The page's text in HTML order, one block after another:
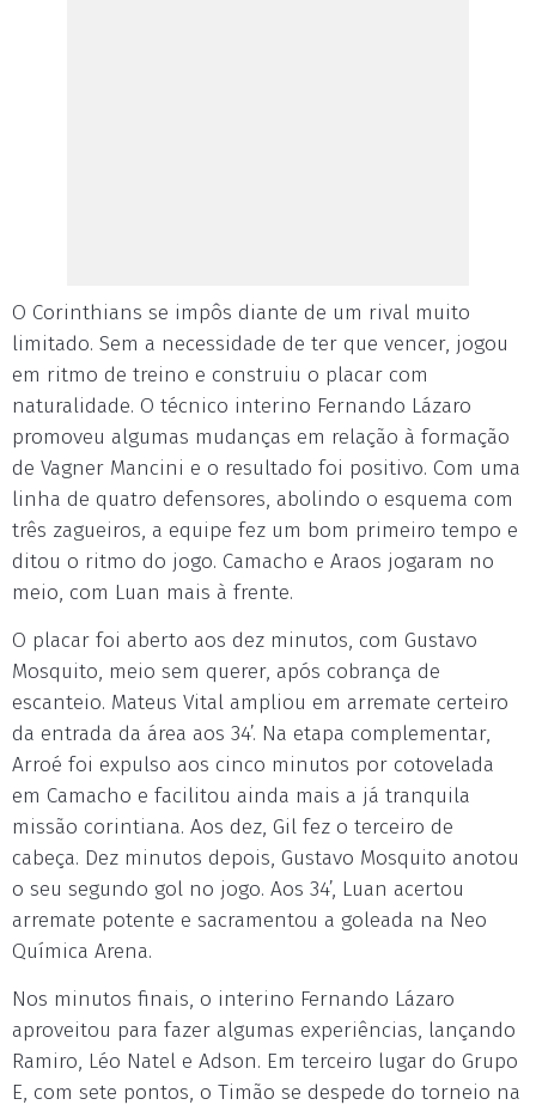
O Corinthians se impôs diante de um rival muito
limitado. Sem a necessidade de ter que vencer, jogou
em ritmo de treino e construiu o placar com
naturalidade. O técnico interino Fernando Lázaro
promoveu algumas mudanças em relação à formação
de Vagner Mancini e o resultado foi positivo. Com uma
linha de quatro defensores, abolindo o esquema com
três zagueiros, a equipe fez um bom primeiro tempo e
ditou o ritmo do jogo. Camacho e Araos jogaram no
meio, com Luan mais à frente.
O placar foi aberto aos dez minutos, com Gustavo
Mosquito, meio sem querer, após cobrança de
escanteio. Mateus Vital ampliou em arremate certeiro
da entrada da área aos 34’. Na etapa complementar,
Arroé foi expulso aos cinco minutos por cotovelada
em Camacho e facilitou ainda mais a já tranquila
missão corintiana. Aos dez, Gil fez o terceiro de
cabeça. Dez minutos depois, Gustavo Mosquito anotou
o seu segundo gol no jogo. Aos 34’, Luan acertou
arremate potente e sacramentou a goleada na Neo
Química Arena.
Nos minutos finais, o interino Fernando Lázaro
aproveitou para fazer algumas experiências, lançando
Ramiro, Léo Natel e Adson. Em terceiro lugar do Grupo
E, com sete pontos, o Timão se despede do torneio na